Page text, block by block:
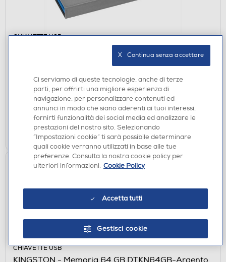
CHIAVETTE USB
KINGSTON - Memoria 512 GB DTKN/512GB-
€ 89,90
Acquisto online: disponibile
Ritiro in negozio in 30' gratuito:verifica
AGGIUNGI
CHIAVETTE USB
KINGSTON - Memoria 64 GB DTKN64GB-Argento
Ci serviamo di queste tecnologie, anche di terze
parti, per offrirti una migliore esperienza di
navigazione, per personalizzare contenuti ed
annunci in modo che siano aderenti ai tuoi interessi,
fornirti funzionalità dei social media ed analizzare le
prestazioni del nostro sito. Selezionando
“Impostazioni cookie” ti sarà possibile determinare
quali cookie verranno utilizzati in base alle tue
preferenze. Consulta la nostra cookie policy per
ulteriori informazioni. Cookie Policy
Accetta tutti
Gestisci cookie
X   Continua senza accettare